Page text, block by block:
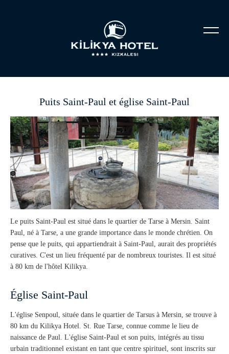
Puits Saint-Paul et église Saint-Paul
Le puits Saint-Paul est situé dans le quartier de Tarse à Mersin. Saint
Paul, né à Tarse, a une grande importance dans le monde chrétien. On
pense que le puits, qui appartiendrait à Saint-Paul, aurait des propriétés
curatives. C'est un lieu fréquenté par de nombreux touristes. Il est situé
à 80 km de l'hôtel Kilikya.
Église Saint-Paul
L'église Senpoul, située dans le quartier de Tarsus à Mersin, se trouve à
80 km du Kilikya Hotel. St. Rue Tarse, connue comme le lieu de
naissance de Paul. L'église Saint-Paul et son puits, intégrés au tissu
urbain traditionnel existant en tant que centre spirituel, sont inscrits sur